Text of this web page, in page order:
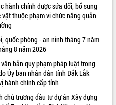
hành chính được sửa đổi, bổ sung
thuộc phạm vi chức năng quản
quốc phòng - an ninh tháng 7 năm
8 năm 2026
bản quy phạm pháp luật trong
Ủy ban nhân dân tỉnh Đắk Lắk
hành chính cấp tỉnh
chủ trương đầu tư dự án Xây dựng